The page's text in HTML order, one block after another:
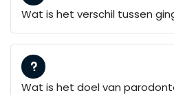
Wat is het verschil tussen
Wat is het doel van